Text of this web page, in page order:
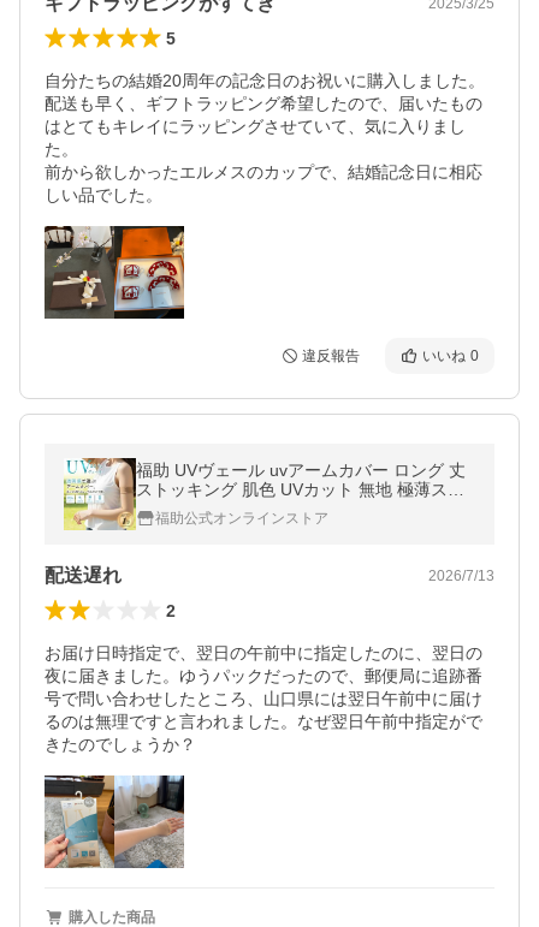
5
自分たちの結婚20周年の記念日のお祝いに購入しました。
配送も早く、ギフトラッピング希望したので、届いたもの
はとてもキレイにラッピングさせていて、気に入りまし
た。
前から欲しかったエルメスのカップで、結婚記念日に相応
しい品でした。
違反報告 いいね 0
福助 UVヴェール uvアームカバー ロング 丈
ストッキング 肌色 UVカット 無地 極薄スト
ッキング素材 涼感 伝線しにくい 涼感 (006-1
051) fukuske ふくすけ 爆買
福助公式オンラインストア
配送遅れ 2026/7/13
2
お届け日時指定で、翌日の午前中に指定したのに、翌日の
夜に届きました。ゆうパックだったので、郵便局に追跡番
号で問い合わせしたところ、山口県には翌日午前中に届け
るのは無理ですと言われました。なぜ翌日午前中指定がで
きたのでしょうか？
購入した商品